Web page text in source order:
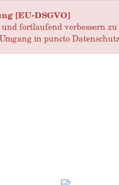
[EU-DSGVO]
fortlaufend verbessern
in puncto